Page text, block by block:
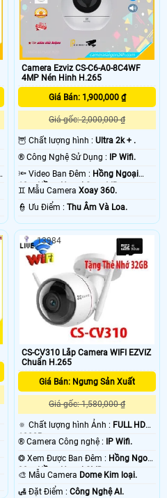
Camera Ezviz CS-C6-A0-8C4WF
4MP Nén Hinh H.265
Giá Bán: 1,900,000 ₫
Giá gốc: 2,000,000 ₫
🦉 Chất lượng hình :Ultra 2k + .
®️ Công Nghệ Sử Dụng :
IP Wifi.
🔦 Video Ban Đêm : Hồng Ngoại
10m Hồng Ngoại Smart IR.
♊ Mẫu CameraXoay 360.
️👮 Ưu Điểm :Thu Âm Và Loa.
CS-CV310 Lắp Camera WIFI EZVIZ
Chuẩn H.265
Giá Bán: Ngưng Sản Xuất
Giá gốc: 1,580,000 ₫
🔅 Chất lượng hình Ảnh : FULL HD
1080P .
®️ Camera Công nghệ :
IP Wifi.
❂ Xem Được Ban Đêm : Hồng Ngoại
30m Hồng Ngoại SMD.
🎨 Mẫu Camera Dome Kim loại.
️🛃 Đặt Điểm :Công Nghệ AI.
13984